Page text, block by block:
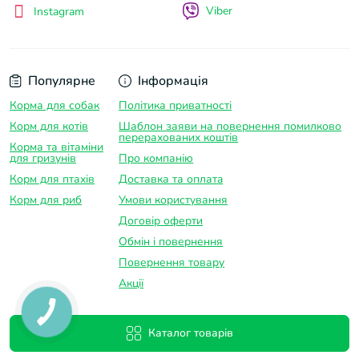
при такому типі грунту висаджують в горщики, які
Для напівпустинних тераріумів можуть
застосовуватися велика галька, пісок, черепашник,
тирса.
Для тераріумів, що імітують гори і ліс, підходять
практично усі типи родючих субстратів. У лісових
тераріумах такий грунт може насипатися на дно, а в
гірських - поміщається в тріщини і межу каменів.
В палюдариумах і тропічних тераріумах
використовують рихлий грунт з великою часткою
торфу і тропічний пісок для імітації прибережних
зон.
В усіх типах тераріуму як грунт може
Популярне
Корма для собак
Корм для котів
Корма та вітаміни
для гризунів
Корм для птахів
Корм для риб
Інформація
Політика приватності
Шаблон заяви на повернення помилково
перерахованих коштів
Про компанію
Доставка та оплатa
Умови користування
Договір оферти
Обмін і повернення
Повернення товару
Акції
Каталог товарів
Instagram
Viber